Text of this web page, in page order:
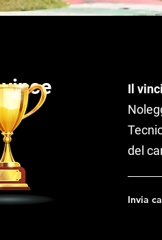
Il
del
Invia